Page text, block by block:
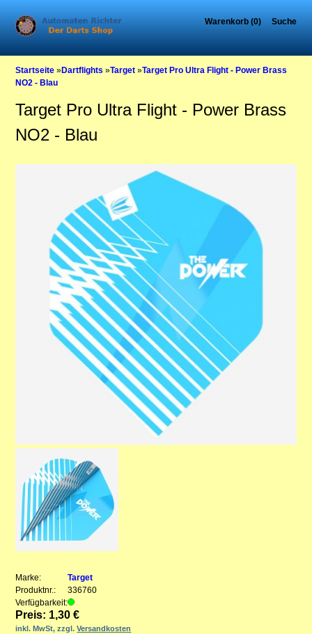
Warenkorb (0) Suche
Startseite »Dartflights »Target »Target Pro Ultra Flight - Power Brass
NO2 - Blau
Target Pro Ultra Flight - Power Brass
NO2 - Blau
Marke:
Target
Produktnr.:
336760
Verfügbarkeit:
Preis: 1,30 €
inkl. MwSt, zzgl.Versandkosten